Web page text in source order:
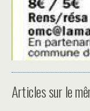
Articles sur le